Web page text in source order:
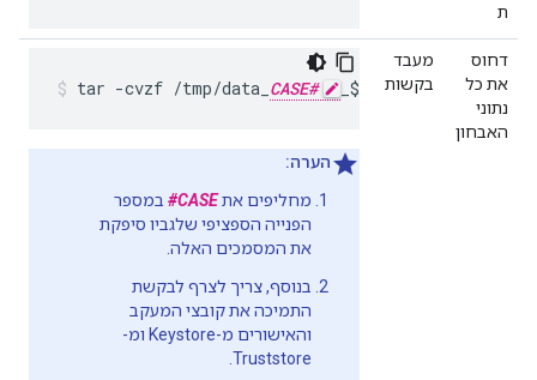
ת
דחוס
את כל
נתוני
האבחון
מעבד
בקשות
tar -cvzf /tmp/data_ CASE#
הערה:
מחליפים אתCASE#
במספר
הפנייה הספציפי שלגביו סיפקת
את המסמכים האלה.
בנוסף, צריך לצרף לבקשת
התמיכה את קובצי המעקב
והאישורים מ-Keystore ומ-
Truststore.